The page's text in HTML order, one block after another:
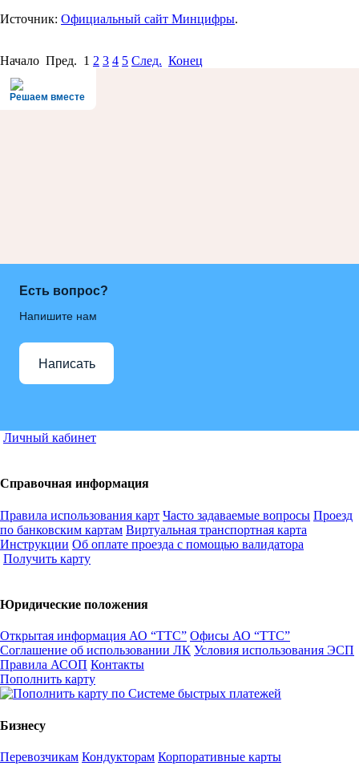
Источник: Официальный сайт Минцифры.
Начало Пред. 1 2 3 4 5 След. Конец
Решаем вместе
Есть вопрос?
Напишите нам
Написать
Личный кабинет
Справочная информация
Правила использования карт Часто задаваемые вопросы Проезд
по банковским картам Виртуальная транспортная карта
Инструкции Об оплате проезда с помощью валидатора
Получить карту
Юридические положения
Открытая информация АО “ТТС” Офисы АО “ТТС”
Соглашение об использовании ЛК Условия использования ЭСП
Правила АСОП Контакты
Пополнить карту
Бизнесу
Перевозчикам Кондукторам Корпоративные карты